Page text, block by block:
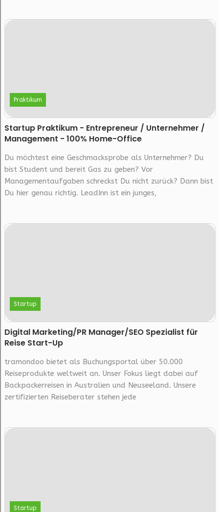
Praktikum
Startup Praktikum - Entrepreneur / Unternehmer /
Management - 100% Home-Office
Du möchtest eine Geschmacksprobe als Unternehmer? Du
bist Student und bereit Gas zu geben? Vor
Managementaufgaben schreckst Du nicht zurück? Dann bist
Du hier genau richtig. LeadInn ist ein junges,
Startup
Digital Marketing/PR Manager/SEO Spezialist für
Reise Start-Up
tramondoo bietet als Buchungsportal über 50.000
Reiseprodukte weltweit an. Unser Fokus liegt dabei auf
Backpackerreisen in Australien und Neuseeland. Unsere
zertifizierten Reiseberater stehen jede
Startup